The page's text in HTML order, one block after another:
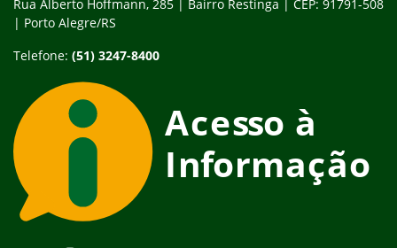
Rua Alberto Hoffmann, 285 | Bairro Restinga | CEP: 91791-508
| Porto Alegre/RS
Telefone: (51) 3247-8400